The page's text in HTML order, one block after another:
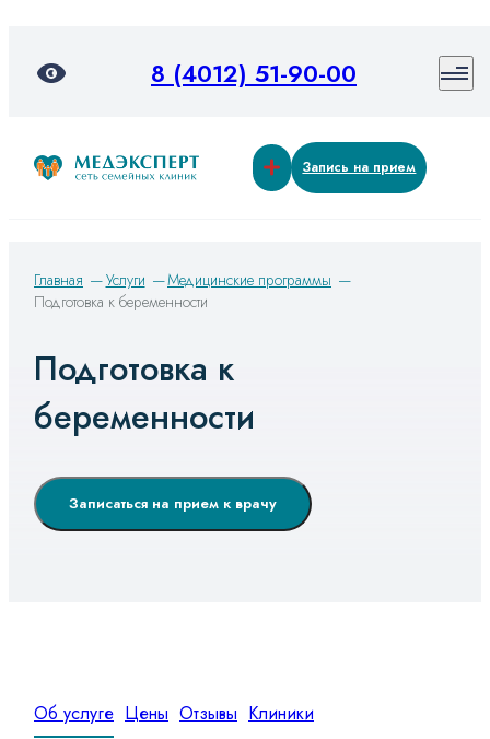
8 (4012) 51-90-00
Запись на прием
Главная Услуги
Медицинские программы
Подготовка к беременности
Подготовка к
беременности
Записаться на прием к врачу
Об услуге Цены Отзывы Клиники